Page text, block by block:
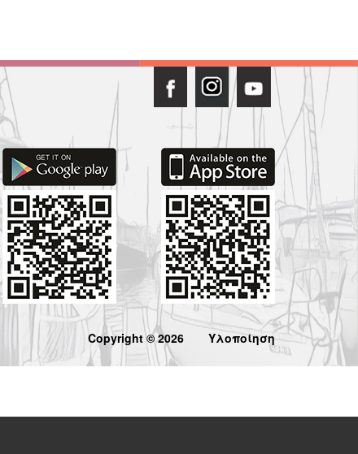
Copyright © 2026 Υλοποίηση